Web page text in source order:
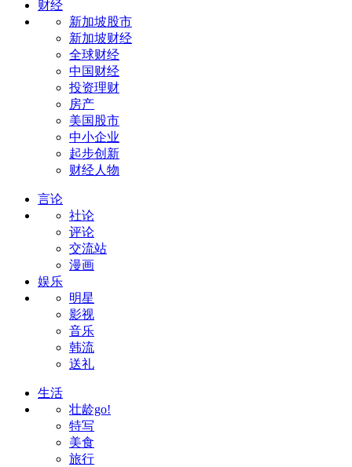
财经
新加坡股市
新加坡财经
全球财经
中国财经
投资理财
房产
美国股市
中小企业
起步创新
财经人物
言论
社论
评论
交流站
漫画
娱乐
明星
影视
音乐
韩流
送礼
生活
壮龄go!
特写
美食
旅行